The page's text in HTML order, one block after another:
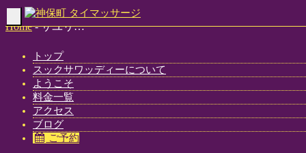
Toggle
navigation
トップ
スックサワッディーについて
ようこそ
料金一覧
アクセス
ブログ
ご予約
Home-サユリ…
サユリ(Sayuri)神保町 タイマッサージ スックサワッディー